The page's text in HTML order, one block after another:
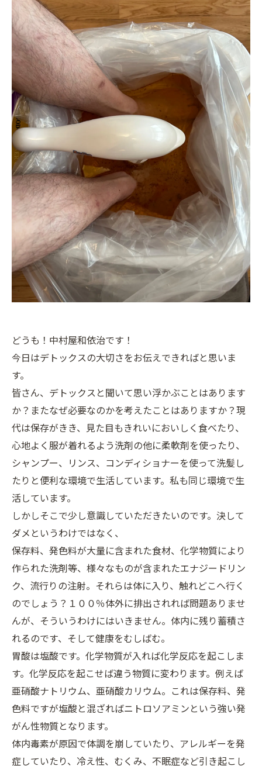
どうも！中村屋和依治です！
今日はデトックスの大切さをお伝えできればと思いま
す。
皆さん、デトックスと聞いて思い浮かぶことはあります
か？またなぜ必要なのかを考えたことはありますか？現
代は保存がきき、見た目もきれいにおいしく食べたり、
心地よく服が着れるよう洗剤の他に柔軟剤を使ったり、
シャンプー、リンス、コンディショナーを使って洗髪し
たりと便利な環境で生活しています。私も同じ環境で生
活しています。
しかしそこで少し意識していただきたいのです。決して
ダメというわけではなく、
保存料、発色料が大量に含まれた食材、化学物質により
作られた洗剤等、様々なものが含まれたエナジードリン
ク、流行りの注射。それらは体に入り、触れどこへ行く
のでしょう？１００％体外に排出されれば問題ありませ
んが、そういうわけにはいきません。体内に残り蓄積さ
れるのです、そして健康をむしばむ。
胃酸は塩酸です。化学物質が入れば化学反応を起こしま
す。化学反応を起こせば違う物質に変わります。例えば
亜硝酸ナトリウム、亜硝酸カリウム。これは保存料、発
色料ですが塩酸と混ざればニトロソアミンという強い発
がん性物質となります。
体内毒素が原因で体調を崩していたり、アレルギーを発
症していたり、冷え性、むくみ、不眠症など引き起こし